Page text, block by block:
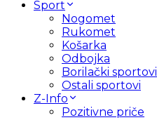
Sport
Nogomet
Rukomet
Košarka
Odbojka
Borilački sportovi
Ostali sportovi
Z-Info
Pozitivne priče